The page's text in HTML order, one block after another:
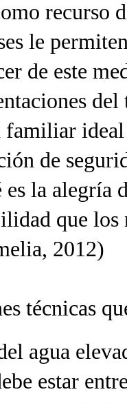
recurso
le
de este
familiar
de
la alegría
que
2012)
técnicas
agua
estar